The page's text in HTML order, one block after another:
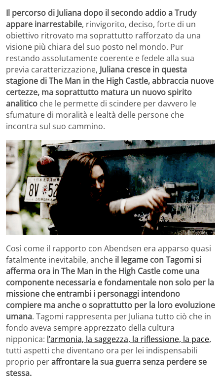
Il percorso di Juliana dopo il secondo addio a Trudy
appare inarrestabile, rinvigorito, deciso, forte di un
obiettivo ritrovato ma soprattutto rafforzato da una
visione più chiara del suo posto nel mondo. Pur
restando assolutamente coerente e fedele alla sua
previa caratterizzazione, Juliana cresce in questa
stagione di The Man in the High Castle, abbraccia nuove
certezze, ma soprattutto matura un nuovo spirito
analitico che le permette di scindere per davvero le
sfumature di moralità e lealtà delle persone che
incontra sul suo cammino.
Così come il rapporto con Abendsen era apparso quasi
fatalmente inevitabile, anche il legame con Tagomi si
afferma ora in The Man in the High Castle come una
componente necessaria e fondamentale non solo per la
missione che entrambi i personaggi intendono
compiere ma anche o soprattutto per la loro evoluzione
umana. Tagomi rappresenta per Juliana tutto ciò che in
fondo aveva sempre apprezzato della cultura
nipponica: l’armonia, la saggezza, la riflessione, la pace,
tutti aspetti che diventano ora per lei indispensabili
proprio peraffrontare la sua guerra senza perdere se
stessa.